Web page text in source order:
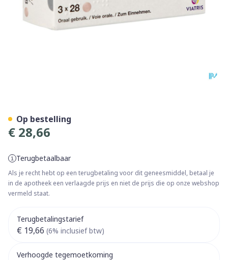
€ 28,66
Terugbetaalbaar
Als je recht hebt op een terugbetaling voor dit geneesmiddel, betaal je
in de apotheek een verlaagde prijs en niet de prijs die op onze webshop
vermeld staat.
Terugbetalingstarief
€ 19,66 (6% inclusief btw)
Verhoogde tegemoetkoming
Op bestelling